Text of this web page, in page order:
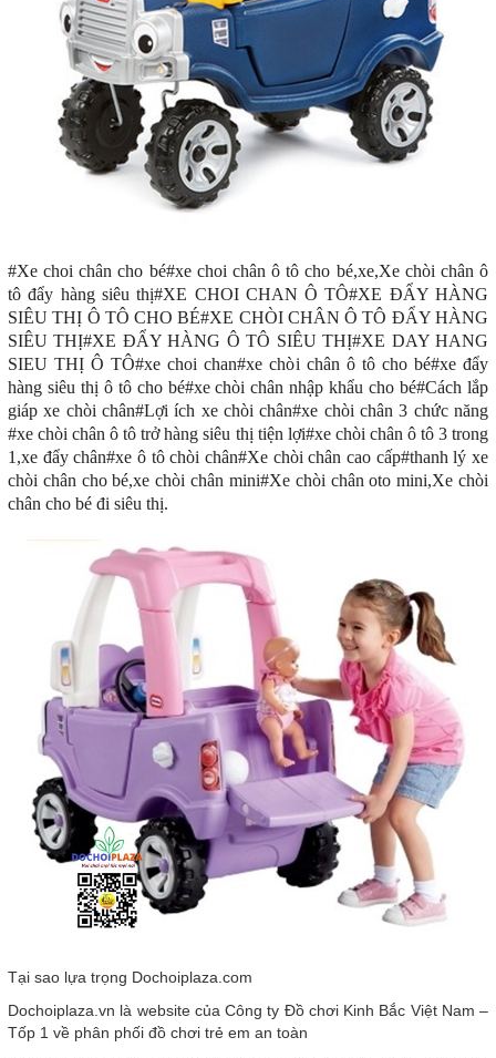
#Xe choi chân cho bé#xe choi chân ô tô cho bé,xe,Xe chòi chân ô
tô đẩy hàng siêu thị#XE CHOI CHAN Ô TÔ#XE ĐẨY HÀNG
SIÊU THỊ Ô TÔ CHO BÉ#XE CHÒI CHÂN Ô TÔ ĐẨY HÀNG
SIÊU THỊ#XE ĐẨY HÀNG Ô TÔ SIÊU THỊ#XE DAY HANG
SIEU THỊ Ô TÔ#xe choi chan#xe chòi chân ô tô cho bé#xe đẩy
hàng siêu thị ô tô cho bé#xe chòi chân nhập khẩu cho bé#Cách lắp
giáp xe chòi chân#Lợi ích xe chòi chân#xe chòi chân 3 chức năng
#xe chòi chân ô tô trở hàng siêu thị tiện lợi#xe chòi chân ô tô 3 trong
1,xe đẩy chân#xe ô tô chòi chân#Xe chòi chân cao cấp#thanh lý xe
chòi chân cho bé,xe chòi chân mini#Xe chòi chân oto mini,Xe chòi
chân cho bé đi siêu thị.
Tại sao lựa trọng Dochoiplaza.com
Dochoiplaza.vn là website của Công ty Đồ chơi Kinh Bắc Việt Nam –
Tốp 1 về phân phối đồ chơi trẻ em an toàn